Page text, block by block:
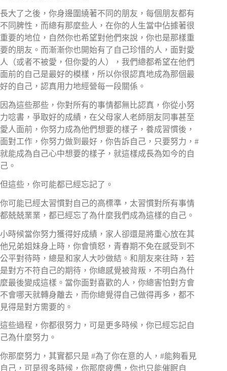
長大了之後，你身邊圍繞著不同的朋友，每個朋友都有
不同脾性，而總有那麼些人，在你的人生當中佔據著很
重要的地位，自然你也希望對他們來說，你也是那樣重
要的朋友。而漸漸你也開始有了自己珍惜的人，面對愛
人（或者不被愛，但你愛的人），我們總都希望在他們
面前的自己是最好的模樣，所以你很認真地成為那個最
好的自己，認真用力地經營每一段關係。​⠀
因為這些那些，你對所有的事情都無比認真，你從小努
力唸書，爭取好的成績，在父母家人老師朋友同事甚至
愛人面前，你努力成為他們想要的樣子，養成習慣後，
面對工作，你努力做到最好，你告訴自己，只要努力，#
就能成為自己心中想要的樣子，就這樣成長為如今的自
己。​⠀⠀
但這些，你可能都已經忘記了。​
你可能已經太習慣對自己的高標準，太習慣對所有事情
都兢兢業業，都已經忘了為什麼我們成為這樣的自己。​
小時候當你努力獲得好成績，家人卻還是將重心放在其
他兄弟姐妹身上時，你會憤怒，青春期不免在感受到不
公平對待時，總是和家人大吵做結。和朋友來往時，若
是對方不符自己的期待，你總感覺被背叛，不明白為什
麼最後變成這樣。當你面對喜歡的人，你總害怕對方會
不會哪天就轉身離去，而你總覺得自己做得再多，都不
見得是對方需要的。​⠀⠀⠀
這些過程，你都很努力，可是更多時候，你已經忘記自
己為什麼努力。​⠀⠀⠀
你那麼努力，其實都只是 #為了你在意的人，#能夠看見
自己，可是很多時候，你那麼疲憊，你也只能催眠自